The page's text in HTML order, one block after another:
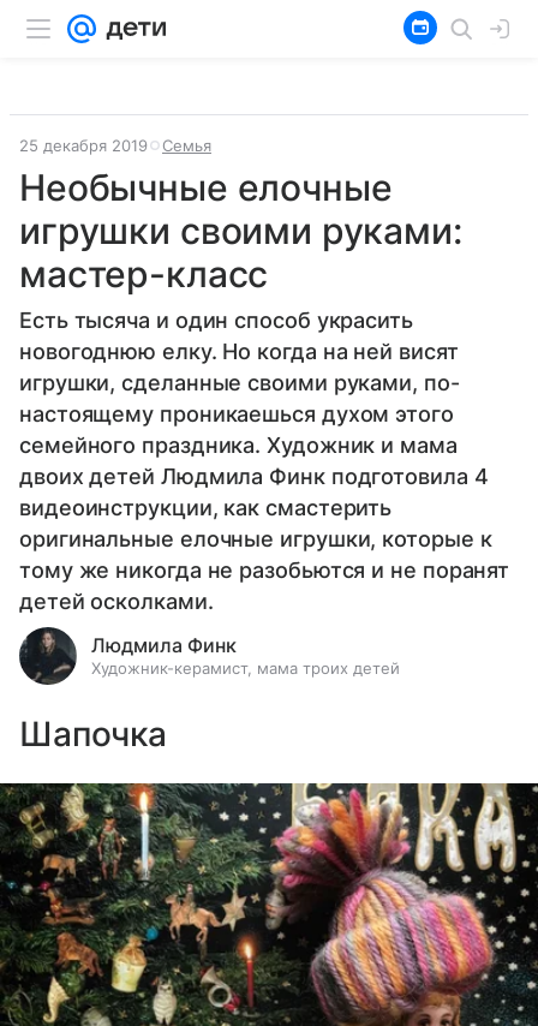
25 декабря 2019 Семья
Необычные елочные
игрушки своими руками:
мастер-класс
Есть тысяча и один способ украсить
новогоднюю елку. Но когда на ней висят
игрушки, сделанные своими руками, по-
настоящему проникаешься духом этого
семейного праздника. Художник и мама
двоих детей Людмила Финк подготовила 4
видеоинструкции, как смастерить
оригинальные елочные игрушки, которые к
тому же никогда не разобьются и не поранят
детей осколками.
Людмила Финк
Художник-керамист, мама троих детей
Шапочка